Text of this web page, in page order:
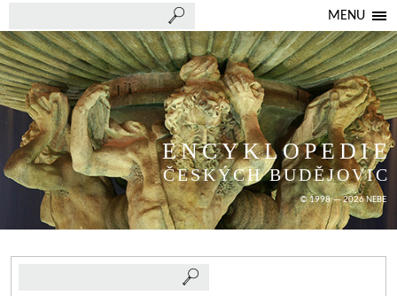
MENU
ENCYKLOPEDIE
ČESKÝCH BUDĚJOVIC
© 1998 — 2026 NEBE